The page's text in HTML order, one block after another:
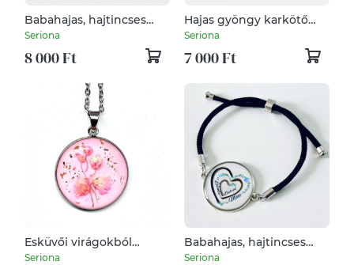
Babahajas, hajtincses
karkötő
Seriona
8 000 Ft
Hajas gyöngy karkötő
kék csúszózsinórral
Seriona
7 000 Ft
Esküvői virágokból
emlékőr medál
Seriona
Babahajas, hajtincses
emlékőr karlánc
Seriona